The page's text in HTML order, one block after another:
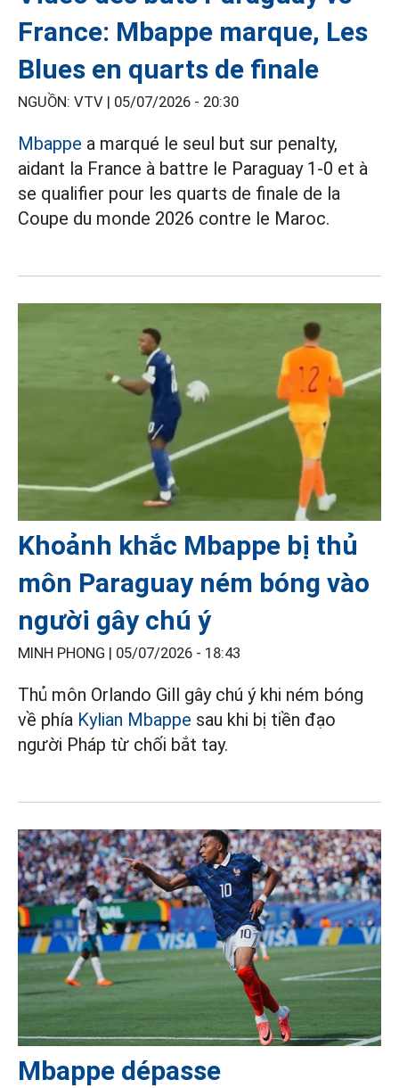
France: Mbappe marque, Les
Blues en quarts de finale
NGUỒN: VTV | 05/07/2026 - 20:30
Mbappe a marqué le seul but sur penalty,
aidant la France à battre le Paraguay 1-0 et à
se qualifier pour les quarts de finale de la
Coupe du monde 2026 contre le Maroc.
Khoảnh khắc Mbappe bị thủ
môn Paraguay ném bóng vào
người gây chú ý
MINH PHONG | 05/07/2026 - 18:43
Thủ môn Orlando Gill gây chú ý khi ném bóng
về phía Kylian Mbappe sau khi bị tiền đạo
người Pháp từ chối bắt tay.
Mbappe dépasse